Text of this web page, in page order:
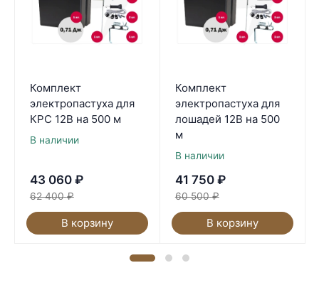
Комплект
электропастуха для
КРС 12В на 500 м
В наличии
43 060 ₽
62 400 ₽
В корзину
Комплект
электропастуха для
лошадей 12В на 500
м
В наличии
41 750 ₽
60 500 ₽
В корзину